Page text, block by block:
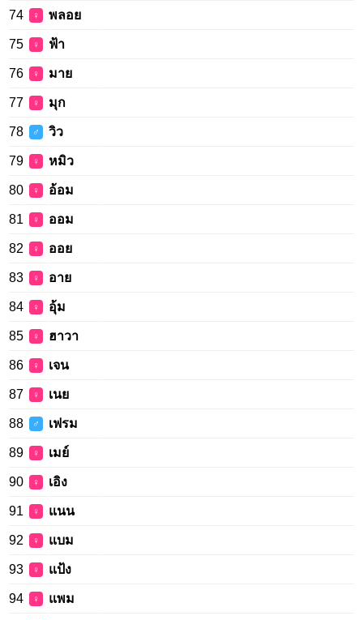
74 ♀ พลอย
75 ♀ ฟ้า
76 ♀ มาย
77 ♀ มุก
78 ♂ วิว
79 ♀ หมิว
80 ♀ อ้อม
81 ♀ ออม
82 ♀ ออย
83 ♀ อาย
84 ♀ อุ้ม
85 ♀ ฮาวา
86 ♀ เจน
87 ♀ เนย
88 ♂ เฟรม
89 ♀ เมย์
90 ♀ เอิง
91 ♀ แนน
92 ♀ แบม
93 ♀ แป้ง
94 ♀ แพม